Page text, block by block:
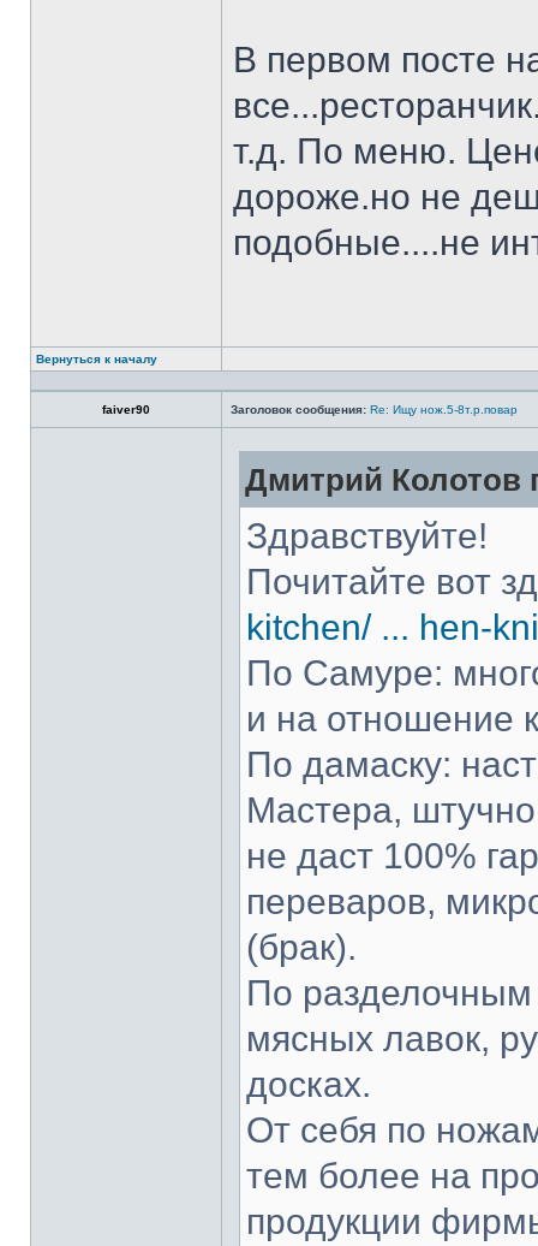
В первом посте
т.д. По меню.
дороже.но не
подобные....не
Вернуться к началу
faiver90 Заголовок сообщения: Re: Ищу нож.5-8т.р.повар
Дмитрий Колотов
Здравствуйте!
Почитайте вот
kitchen/ ... hen-
По Самуре:
и на отношение
По дамаску:
Мастера,
не даст 100%
переваров,
(брак).
По разделочным
мясных лавок,
досках.
От себя по
тем более на
продукции